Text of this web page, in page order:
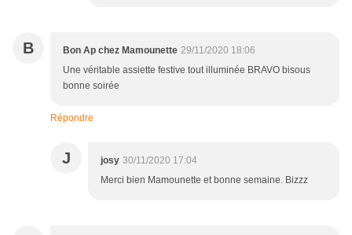
B Bon Ap chez Mamounette 29/11/2020 18:06
Une véritable assiette festive tout illuminée BRAVO bisous
bonne soirée
Répondre
J josy 30/11/2020 17:04
Merci bien Mamounette et bonne semaine. Bizzz